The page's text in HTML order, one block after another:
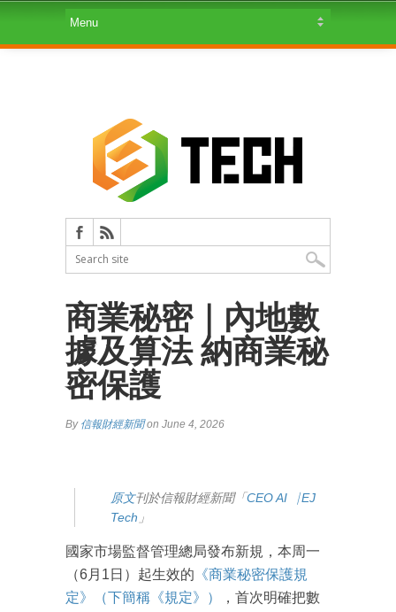
商業秘密｜內地數
據及算法 納商業秘
密保護
By 信報財經新聞on June 4, 2026
原文刊於信報財經新聞「CEO AI⎹ EJ
Tech 」
國家市場監督管理總局發布新規，本周一
（6月1日）起生效的 《商業秘密保護規
定》（下簡稱《規定》）
，首次明確把數